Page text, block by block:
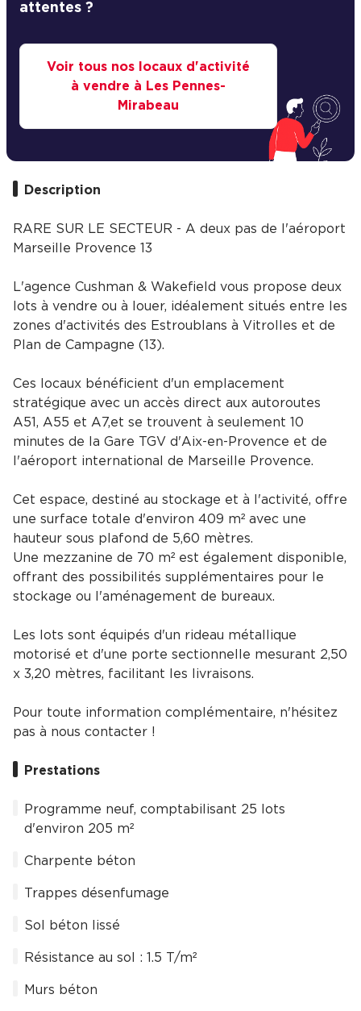
attentes ?
Voir tous nos locaux d'activité
à vendre à Les Pennes-
Mirabeau
Description
RARE SUR LE SECTEUR - A deux pas de l'aéroport
Marseille Provence 13
L'agence Cushman & Wakefield vous propose deux
lots à vendre ou à louer, idéalement situés entre les
zones d'activités des Estroublans à Vitrolles et de
Plan de Campagne (13).
Ces locaux bénéficient d'un emplacement
stratégique avec un accès direct aux autoroutes
A51, A55 et A7,et se trouvent à seulement 10
minutes de la Gare TGV d'Aix-en-Provence et de
l'aéroport international de Marseille Provence.
Cet espace, destiné au stockage et à l'activité, offre
une surface totale d'environ 409 m² avec une
hauteur sous plafond de 5,60 mètres.
Une mezzanine de 70 m² est également disponible,
offrant des possibilités supplémentaires pour le
stockage ou l'aménagement de bureaux.
Les lots sont équipés d'un rideau métallique
motorisé et d'une porte sectionnelle mesurant 2,50
x 3,20 mètres, facilitant les livraisons.
Pour toute information complémentaire, n'hésitez
pas à nous contacter !
Prestations
Programme neuf, comptabilisant 25 lots
d'environ 205 m²
Charpente béton
Trappes désenfumage
Sol béton lissé
Résistance au sol : 1.5 T/m²
Murs béton